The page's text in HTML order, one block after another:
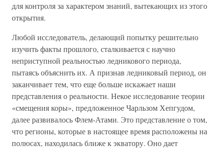
для контроля за характером знаний, вытекающих из этого
открытия.
Любой исследователь, делающий попытку решительно
изучить факты прошлого, сталкивается с научно
неприступной реальностью ледникового периода,
пытаясь объяснить их. А признав ледниковый период, он
заканчивает тем, что еще больше искажает наши
представления о реальности. Некое исследование теории
«смещения коры», предложенное Чарльзом Хепгудом,
далее развивалось Флем-Атами. Это представление о том,
что регионы, которые в настоящее время расположены на
полюсах, находилась ближе к экватору. Оно дает